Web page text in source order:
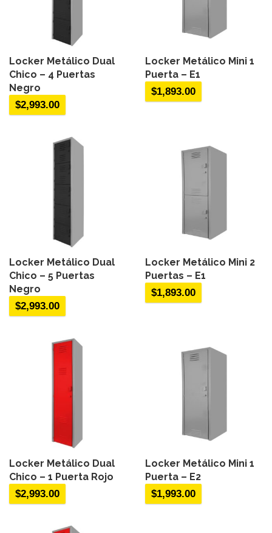
Locker Metálico Dual
Chico – 4 Puertas
Negro
$2,993.00
Locker Metálico Mini 1
Puerta – E1
$1,893.00
Locker Metálico Dual
Chico – 5 Puertas
Negro
$2,993.00
Locker Metálico Mini 2
Puertas – E1
$1,893.00
Locker Metálico Dual
Chico – 1 Puerta Rojo
$2,993.00
Locker Metálico Mini 1
Puerta – E2
$1,993.00